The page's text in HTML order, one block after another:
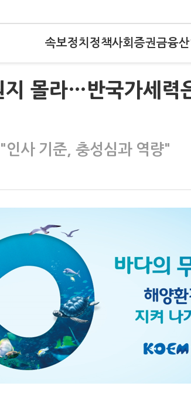
속보정치 정책사회 증권금융
지 몰라…반국가세력
사 기준, 충성심과 역량"